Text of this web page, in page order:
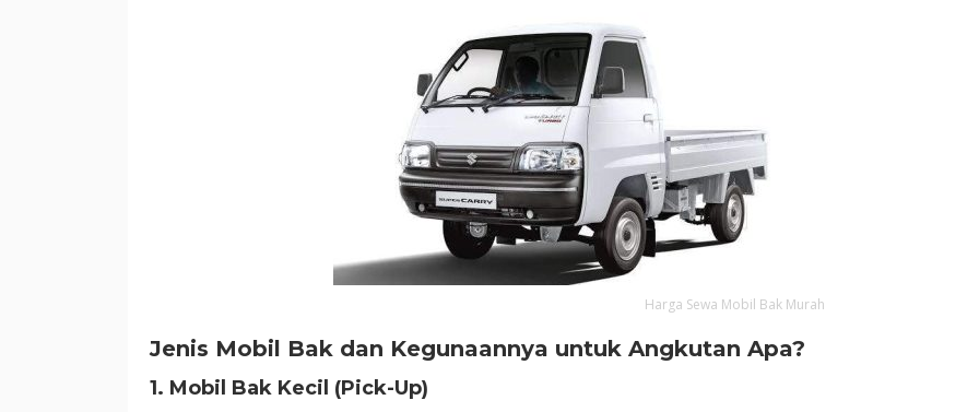
Harga Sewa Mobil Bak Murah
Jenis Mobil Bak dan Kegunaannya untuk Angkutan Apa?
1. Mobil Bak Kecil (Pick-Up)